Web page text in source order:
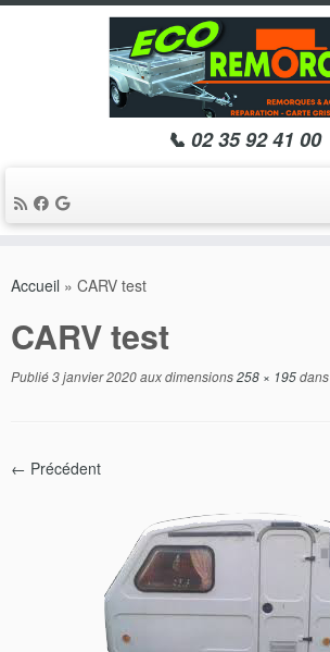
au
📞 02 35 92 41 00
Accueil » CARV test
CARV test
Publié3 janvier 2020aux dimensions258 × 195dans
← Précédent